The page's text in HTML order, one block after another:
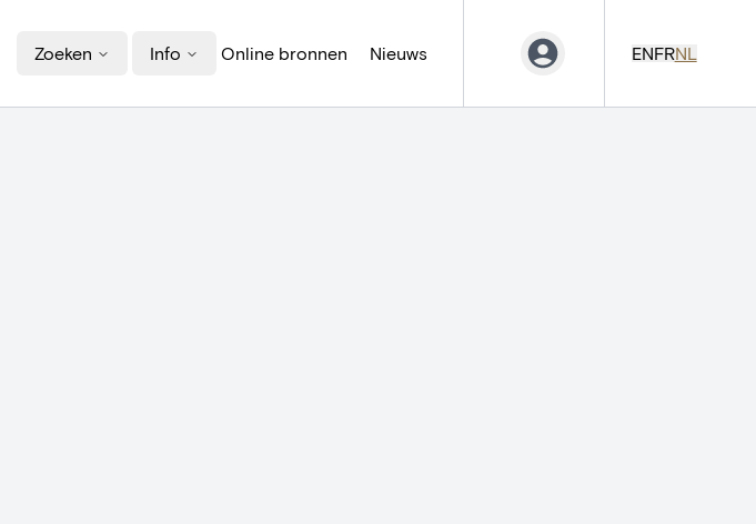
Zoeken Info Online bronnen Nieuws ENFRNL